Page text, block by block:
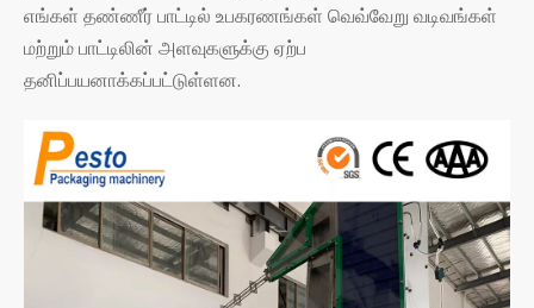
எங்கள் தண்ணீர் பாட்டில் உபகரணங்கள் வெவ்வேறு வடிவங்கள்
மற்றும் பாட்டிலின் அளவுகளுக்கு ஏற்ப
தனிப்பயனாக்கப்பட்டுள்ளன.